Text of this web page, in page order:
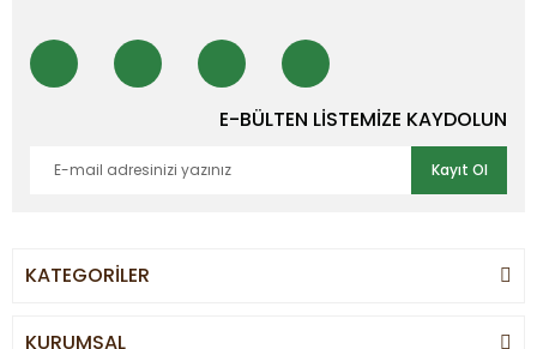
E-BÜLTEN LİSTEMİZE KAYDOLUN
Kayıt Ol
KATEGORİLER
KURUMSAL